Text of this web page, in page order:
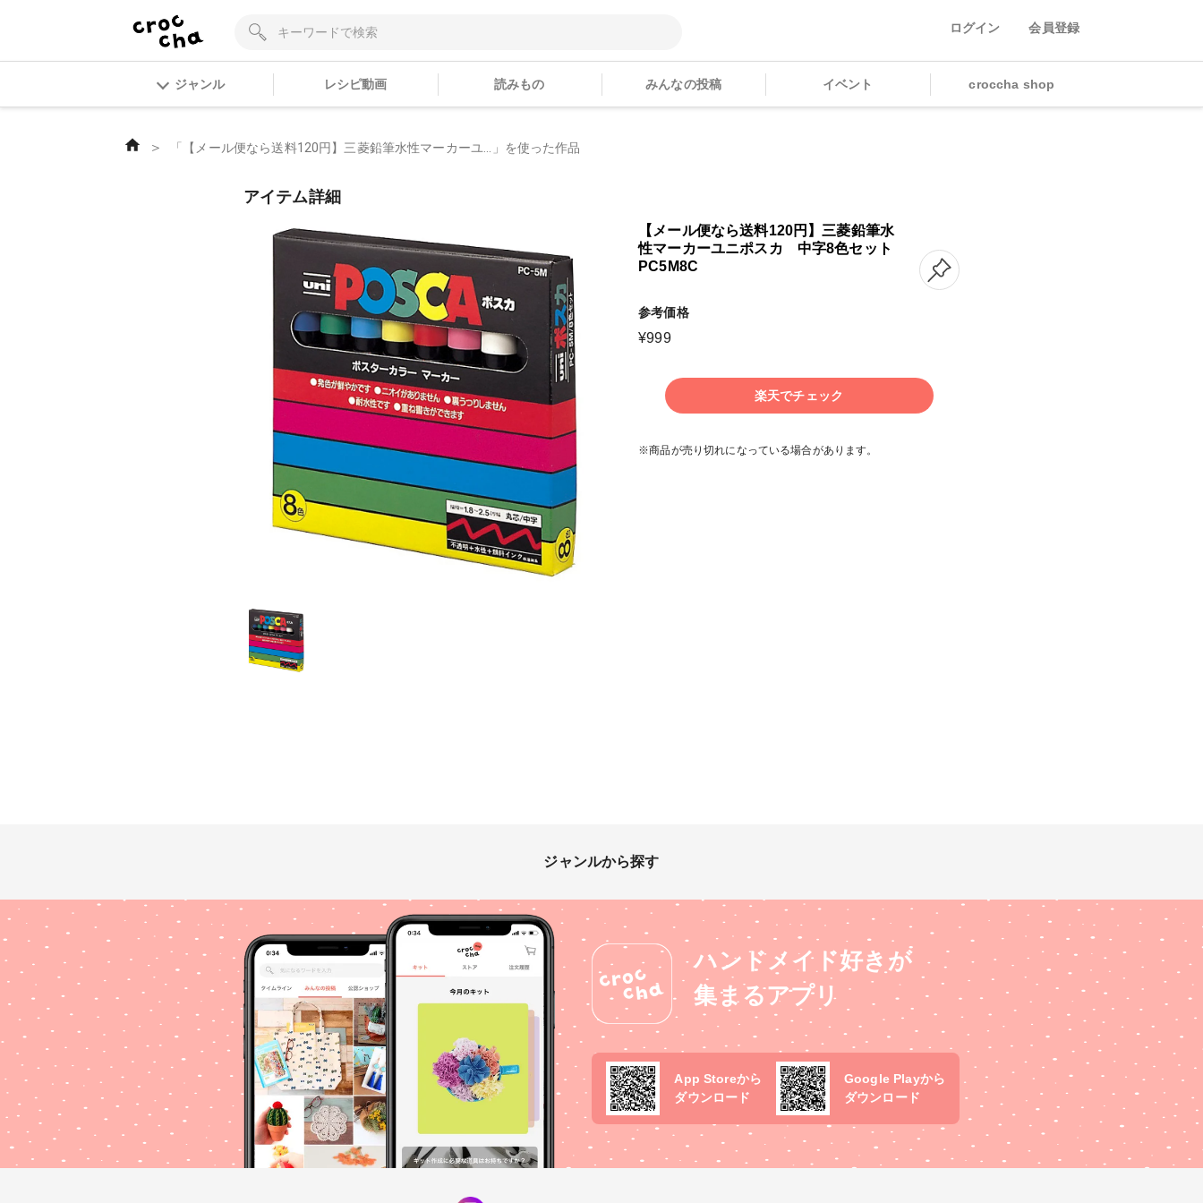
ログイン 会員登録
ジャンル レシピ動画 読みもの みんなの投稿 イベント croccha shop
＞ 「【メール便なら送料120円】三菱鉛筆水性マーカーユ...」を使った作品
アイテム詳細
【メール便なら送料120円】三菱鉛筆水
性マーカーユニポスカ 中字8色セット
PC5M8C
参考価格
¥999
楽天でチェック
※商品が売り切れになっている場合があります。
ジャンルから探す
ハンドメイド好きが
集まるアプリ
App Storeから
ダウンロード
Google Playから
ダウンロード